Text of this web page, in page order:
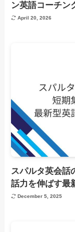
ン英語コーチン
April 20, 2026
スパルタ英会話
話力を伸ばす最
December 5, 2025